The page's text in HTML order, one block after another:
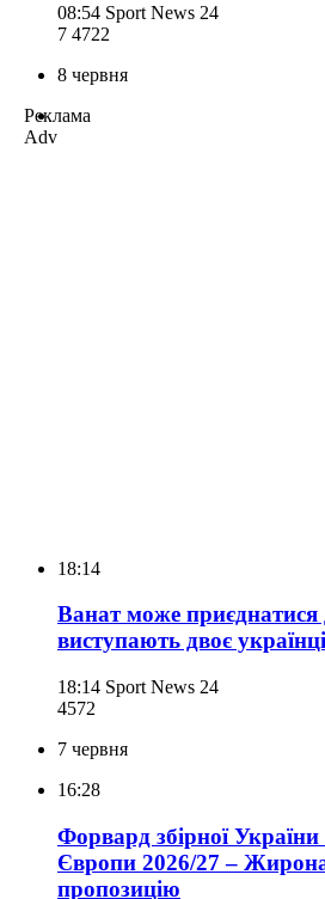
08:54 Sport News 24
7 4722
8 червня
Реклама
Adv
18:14
Ванат може приєднатися
виступають двоє
18:14 Sport News 24
4572
7 червня
16:28
Форвард збірної
Європи 2026/27 –
пропозицію